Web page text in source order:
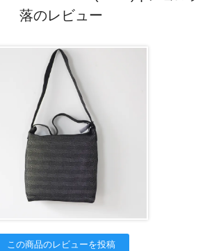
落のレビュー
この商品のレビューを投稿